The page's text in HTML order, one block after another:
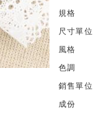
規格
尺寸單位
風格
色調
銷售單位
成份